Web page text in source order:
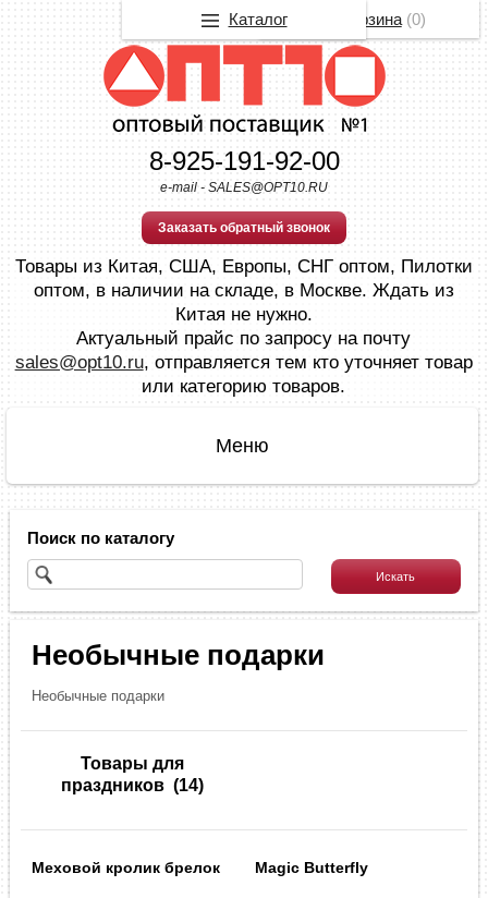
8-925-191-92-00
e-mail - SALES@OPT10.RU
Заказать обратный звонок
Товары из Китая, США, Европы, СНГ оптом, Пилотки
оптом, в наличии на складе, в Москве. Ждать из
Китая не нужно.
Актуальный прайс по запросу на почту
sales@opt10.ru, отправляется тем кто уточняет товар
или категорию товаров.
Поиск по каталогу
Необычные подарки
Необычные подарки
Товары для
праздников (14)
Меховой кролик брелок Magic Butterfly
Корзина(0)
Каталог